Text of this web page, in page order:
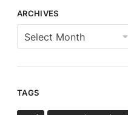
ARCHIVES
Archives
TAGS